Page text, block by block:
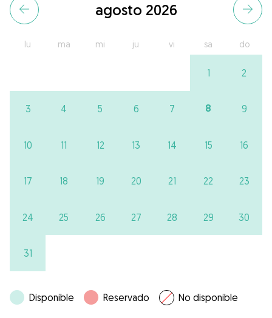
agosto 2026
lu ma mi ju vi sa do
1 2
3 4 5 6 7 8 9
10 11 12 13 14 15 16
17 18 19 20 21 22 23
24 25 26 27 28 29 30
31
Disponible Reservado No disponible